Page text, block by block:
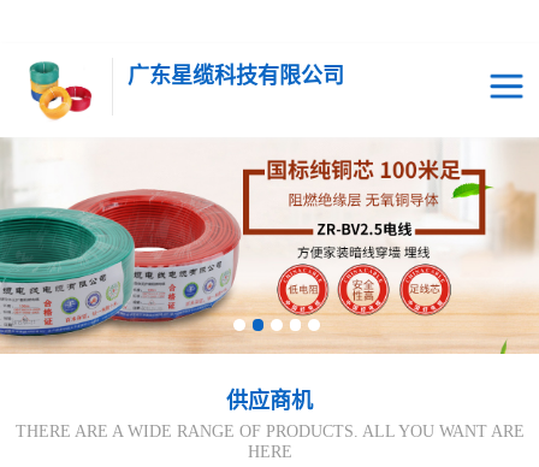
广东星缆科技有限公司
供应商机
THERE ARE A WIDE RANGE OF PRODUCTS. ALL YOU WANT ARE
HERE